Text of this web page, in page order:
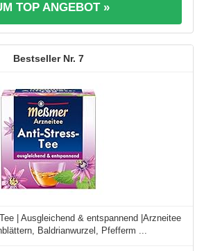
TOP ANGEBOT »
7
| Ausgleichend & entspannend |Arzneitee
Baldrianwurzel, Pfefferm ...